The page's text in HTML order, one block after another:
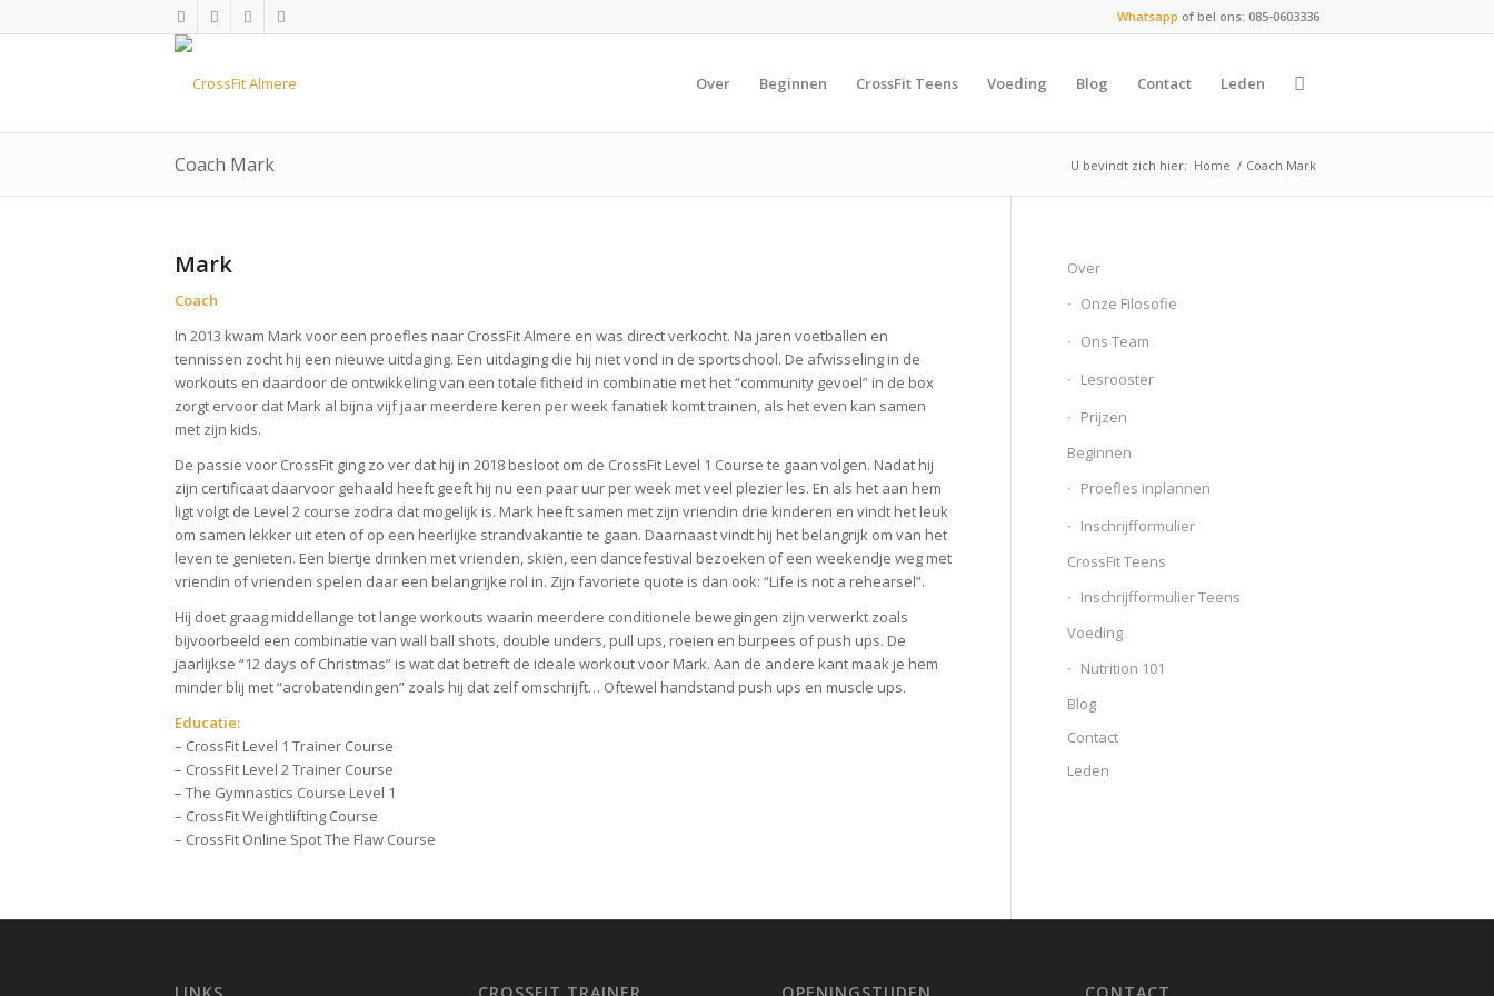
Whatsapp of bel ons: 085-0603336
Over Beginnen CrossFit Teens Voeding Blog Contact Leden
Coach Mark U bevindt zich hier: Home / Coach Mark
Mark
Coach
In 2013 kwam Mark voor een proefles naar CrossFit Almere en was direct verkocht. Na jaren voetballen en
tennissen zocht hij een nieuwe uitdaging. Een uitdaging die hij niet vond in de sportschool. De afwisseling in de
workouts en daardoor de ontwikkeling van een totale fitheid in combinatie met het “community gevoel” in de box
zorgt ervoor dat Mark al bijna vijf jaar meerdere keren per week fanatiek komt trainen, als het even kan samen
met zijn kids.
De passie voor CrossFit ging zo ver dat hij in 2018 besloot om de CrossFit Level 1 Course te gaan volgen. Nadat hij
zijn certificaat daarvoor gehaald heeft geeft hij nu een paar uur per week met veel plezier les. En als het aan hem
ligt volgt de Level 2 course zodra dat mogelijk is. Mark heeft samen met zijn vriendin drie kinderen en vindt het leuk
om samen lekker uit eten of op een heerlijke strandvakantie te gaan. Daarnaast vindt hij het belangrijk om van het
leven te genieten. Een biertje drinken met vrienden, skiën, een dancefestival bezoeken of een weekendje weg met
vriendin of vrienden spelen daar een belangrijke rol in. Zijn favoriete quote is dan ook: “Life is not a rehearsel”.
Hij doet graag middellange tot lange workouts waarin meerdere conditionele bewegingen zijn verwerkt zoals
bijvoorbeeld een combinatie van wall ball shots, double unders, pull ups, roeien en burpees of push ups. De
jaarlijkse “12 days of Christmas” is wat dat betreft de ideale workout voor Mark. Aan de andere kant maak je hem
minder blij met “acrobatendingen” zoals hij dat zelf omschrijft… Oftewel handstand push ups en muscle ups.
Educatie:
– CrossFit Level 1 Trainer Course
– CrossFit Level 2 Trainer Course
– The Gymnastics Course Level 1
– CrossFit Weightlifting Course
– CrossFit Online Spot The Flaw Course
Over
Onze Filosofie
Ons Team
Lesrooster
Prijzen
Beginnen
Proefles inplannen
Inschrijfformulier
CrossFit Teens
Inschrijfformulier Teens
Voeding
Nutrition 101
Blog
Contact
Leden